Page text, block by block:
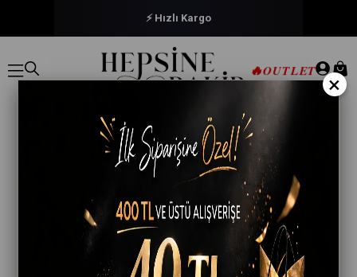
⚡ Hızlı Kargo
🔥OUTLET
×